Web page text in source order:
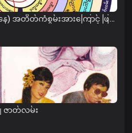
04 - ၁၄-၄-၁၉၉၃ (ညနေ) အတိတ်ကံစွမ်းအားကြောင့် ဖြစ်ပေါ်လာပုံတရား
ဇာတ်လမ်း